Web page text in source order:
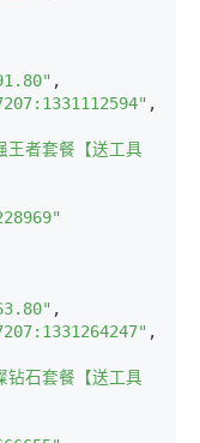
,
,
者套餐【送工具
,
,
石套餐【送工具